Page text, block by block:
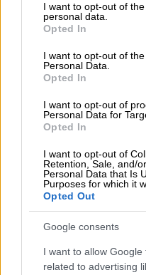
not limited to your visit or
grant or deny consent to
use your data for below
consent section.
I want to opt-out of
personal data.
Opted In
I want to opt-out of
Personal Data.
Opted In
I want to opt-out of
Personal Data for
Opted In
I want to opt-out of
Retention, Sale, and/
Personal Data that Is
Purposes for which it
Opted Out
Google consents
I want to allow
related to advertising
χρήστης
το Τμήμα
του νοσοκομείου
Κατά τις ίδιες
03:00 ηγυναίκα
ορθοπεδικό, για
φέρεται να
Επειδή η έλευση
καθυστέρησε 10
έβριζε τους
επιτέθηκε με
έναν ασθενή που
τραυματίζοντάς τον.